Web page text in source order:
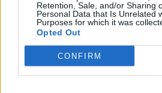
Retention, Sale, and/or Sharing
Personal Data that Is Unrelated
Purposes for which it was
Opted Out
CONFIRM